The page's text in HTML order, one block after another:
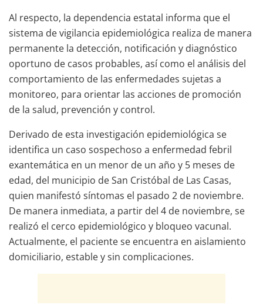
Al respecto, la dependencia estatal informa que el
sistema de vigilancia epidemiológica realiza de manera
permanente la detección, notificación y diagnóstico
oportuno de casos probables, así como el análisis del
comportamiento de las enfermedades sujetas a
monitoreo, para orientar las acciones de promoción
de la salud, prevención y control.
Derivado de esta investigación epidemiológica se
identifica un caso sospechoso a enfermedad febril
exantemática en un menor de un año y 5 meses de
edad, del municipio de San Cristóbal de Las Casas,
quien manifestó síntomas el pasado 2 de noviembre.
De manera inmediata, a partir del 4 de noviembre, se
realizó el cerco epidemiológico y bloqueo vacunal.
Actualmente, el paciente se encuentra en aislamiento
domiciliario, estable y sin complicaciones.